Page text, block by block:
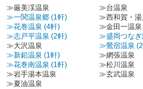
≫厳美渓温泉
≫一関温泉郷 (1軒)
≫花巻温泉 (4軒)
≫志戸平温泉 (2軒)
≫大沢温泉
≫新鉛温泉 (1軒)
≫花巻南温泉 (1軒)
≫岩手湯本温泉
≫夏油温泉
≫台温泉
≫西和賀・湯
≫金田一温泉
≫盛岡つなぎ
≫鶯宿温泉
≫網張温泉
≫松川温泉
≫玄武温泉